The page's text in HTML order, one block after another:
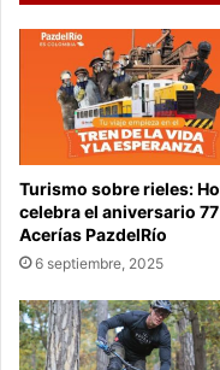
Turismo sobre rieles:
celebra el aniversario
Acerías PazdelRío
6 septiembre, 2025